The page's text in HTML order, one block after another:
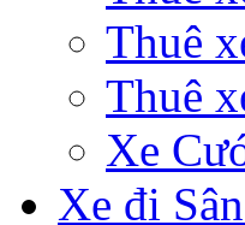
Thuê
Thuê
Xe
Xe đi